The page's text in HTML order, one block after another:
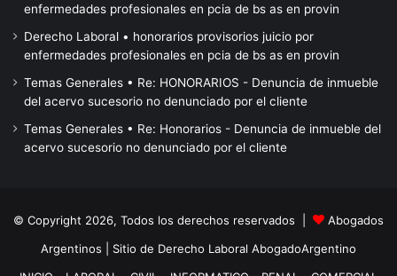
enfermedades profesionales en pcia de bs as en provin
Derecho Laboral • honorarios provisorios juicio por
enfermedades profesionales en pcia de bs as en provin
Temas Generales • Re: HONORARIOS - Denuncia de inmueble
del acervo sucesorio no denunciado por el cliente
Temas Generales • Re: Honorarios - Denuncia de inmueble del
acervo sucesorio no denunciado por el cliente
© Copyright 2026, Todos los derechos reservados |
Abogados
Argentinos | Sitio de Derecho Laboral AbogadoArgentino